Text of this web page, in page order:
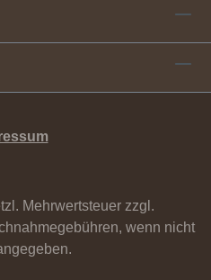
Mehrwertsteuer zzgl.
wenn nicht